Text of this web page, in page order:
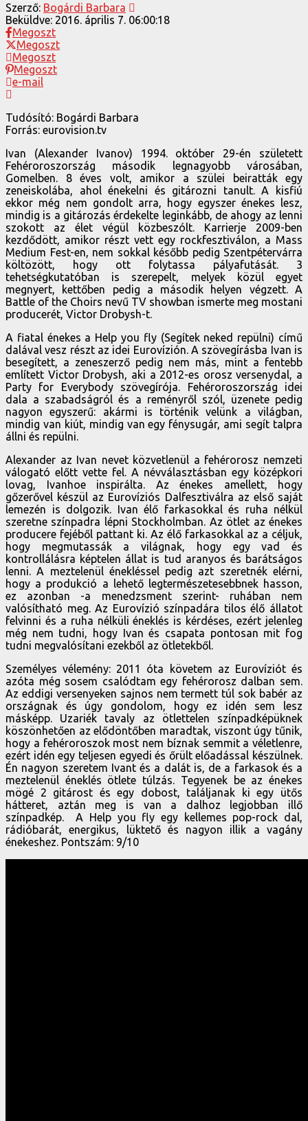
Szerző: Bogárdi Barbara
Beküldve: 2016. április 7. 06:00:18
Megoszt
Megoszt
Megoszt
Megoszt
e-mail
Tudósító: Bogárdi Barbara
Forrás: eurovision.tv
Ivan (Alexander Ivanov) 1994. október 29-én született
Fehéroroszország második legnagyobb városában,
Gomelben. 8 éves volt, amikor a szülei beiratták egy
zeneiskolába, ahol énekelni és gitározni tanult. A kisfiú
ekkor még nem gondolt arra, hogy egyszer énekes lesz,
mindig is a gitározás érdekelte leginkább, de ahogy az lenni
szokott az élet végül közbeszólt. Karrierje 2009-ben
kezdődött, amikor részt vett egy rockfesztiválon, a Mass
Medium Fest-en, nem sokkal később pedig Szentpétervárra
költözött, hogy ott folytassa pályafutását. 3
tehetségkutatóban is szerepelt, melyek közül egyet
megnyert, kettőben pedig a második helyen végzett. A
Battle of the Choirs nevű TV showban ismerte meg mostani
producerét, Victor Drobysh-t.
A fiatal énekes a Help you fly (Segítek neked repülni) című
dalával vesz részt az idei Eurovízión. A szövegírásba Ivan is
besegített, a zeneszerző pedig nem más, mint a fentebb
említett Victor Drobysh, aki a 2012-es orosz versenydal, a
Party for Everybody szövegírója. Fehéroroszország idei
dala a szabadságról és a reményről szól, üzenete pedig
nagyon egyszerű: akármi is történik velünk a világban,
mindig van kiút, mindig van egy fénysugár, ami segít talpra
állni és repülni.
Alexander az Ivan nevet közvetlenül a fehérorosz nemzeti
válogató előtt vette fel. A névválasztásban egy középkori
lovag, Ivanhoe inspirálta. Az énekes amellett, hogy
gőzerővel készül az Eurovíziós Dalfesztiválra az első saját
lemezén is dolgozik. Ivan élő farkasokkal és ruha nélkül
szeretne színpadra lépni Stockholmban. Az ötlet az énekes
producere fejéből pattant ki. Az élő farkasokkal az a céljuk,
hogy megmutassák a világnak, hogy egy vad és
kontrollálásra képtelen állat is tud aranyos és barátságos
lenni. A meztelenül énekléssel pedig azt szeretnék elérni,
hogy a produkció a lehető legtermészetesebbnek hasson,
ez azonban -a menedzsment szerint- ruhában nem
valósítható meg. Az Eurovízió színpadára tilos élő állatot
felvinni és a ruha nélküli éneklés is kérdéses, ezért jelenleg
még nem tudni, hogy Ivan és csapata pontosan mit fog
tudni megvalósítani ezekből az ötletekből.
Személyes vélemény: 2011 óta követem az Eurovíziót és
azóta még sosem csalódtam egy fehérorosz dalban sem.
Az eddigi versenyeken sajnos nem termett túl sok babér az
országnak és úgy gondolom, hogy ez idén sem lesz
másképp. Uzariék tavaly az ötlettelen színpadképüknek
köszönhetően az elődöntőben maradtak, viszont úgy tűnik,
hogy a fehéroroszok most nem bíznak semmit a véletlenre,
ezért idén egy teljesen egyedi és őrült előadással készülnek.
Én nagyon szeretem Ivant és a dalát is, de a farkasok és a
meztelenül éneklés ötlete túlzás. Tegyenek be az énekes
mögé 2 gitárost és egy dobost, találjanak ki egy ütős
hátteret, aztán meg is van a dalhoz legjobban illő
színpadkép. A Help you fly egy kellemes pop-rock dal,
rádióbarát, energikus, lüktető és nagyon illik a vagány
énekeshez. Pontszám: 9/10